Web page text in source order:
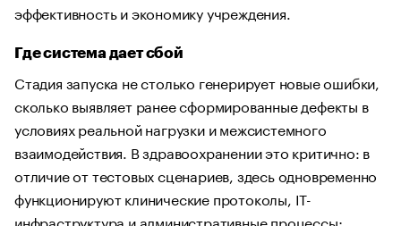
эффективность и экономику учреждения.
Где система дает сбой
Стадия запуска не столько генерирует новые ошибки,
сколько выявляет ранее сформированные дефекты в
условиях реальной нагрузки и межсистемного
взаимодействия. В здравоохранении это критично: в
отличие от тестовых сценариев, здесь одновременно
функционируют клинические протоколы, IT-
инфраструктура и административные процессы;